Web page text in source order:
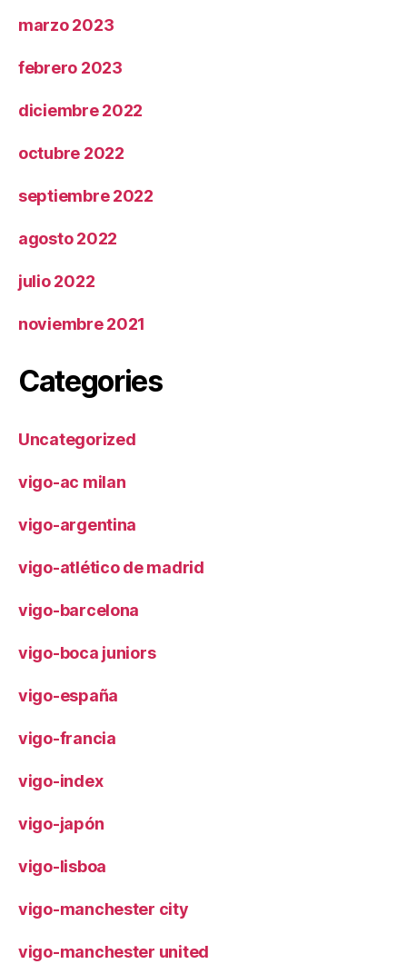
marzo 2023
febrero 2023
diciembre 2022
octubre 2022
septiembre 2022
agosto 2022
julio 2022
noviembre 2021
Categories
Uncategorized
vigo-ac milan
vigo-argentina
vigo-atlético de madrid
vigo-barcelona
vigo-boca juniors
vigo-españa
vigo-francia
vigo-index
vigo-japón
vigo-lisboa
vigo-manchester city
vigo-manchester united